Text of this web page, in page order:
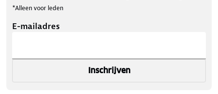
*Alleen voor leden
E-mailadres
Inschrijven